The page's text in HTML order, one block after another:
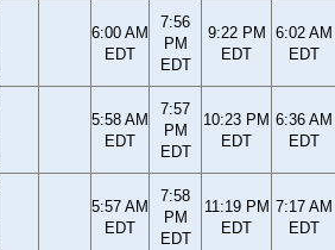
6:00 AM
EDT
7:56
PM
EDT
9:22 PM
EDT
6:02 AM
EDT
5:58 AM
EDT
7:57
PM
EDT
10:23 PM
EDT
6:36 AM
EDT
5:57 AM
EDT
7:58
PM
EDT
11:19 PM
EDT
7:17 AM
EDT